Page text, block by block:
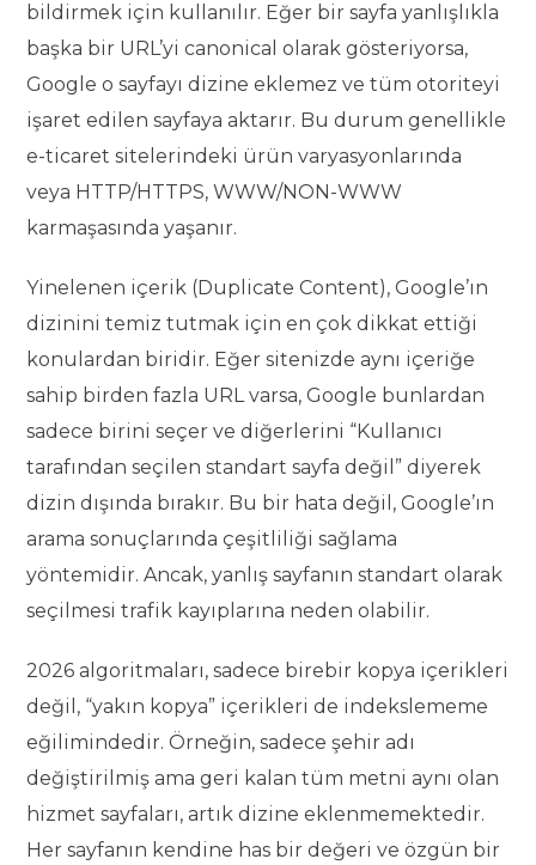
bildirmek için kullanılır. Eğer bir sayfa yanlışlıkla
başka bir URL’yi canonical olarak gösteriyorsa,
Google o sayfayı dizine eklemez ve tüm otoriteyi
işaret edilen sayfaya aktarır. Bu durum genellikle
e-ticaret sitelerindeki ürün varyasyonlarında
veya HTTP/HTTPS, WWW/NON-WWW
karmaşasında yaşanır.
Yinelenen içerik (Duplicate Content), Google’ın
dizinini temiz tutmak için en çok dikkat ettiği
konulardan biridir. Eğer sitenizde aynı içeriğe
sahip birden fazla URL varsa, Google bunlardan
sadece birini seçer ve diğerlerini “Kullanıcı
tarafından seçilen standart sayfa değil” diyerek
dizin dışında bırakır. Bu bir hata değil, Google’ın
arama sonuçlarında çeşitliliği sağlama
yöntemidir. Ancak, yanlış sayfanın standart olarak
seçilmesi trafik kayıplarına neden olabilir.
2026 algoritmaları, sadece birebir kopya içerikleri
değil, “yakın kopya” içerikleri de indekslememe
eğilimindedir. Örneğin, sadece şehir adı
değiştirilmiş ama geri kalan tüm metni aynı olan
hizmet sayfaları, artık dizine eklenmemektedir.
Her sayfanın kendine has bir değeri ve özgün bir